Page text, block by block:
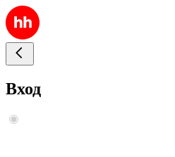
Вход